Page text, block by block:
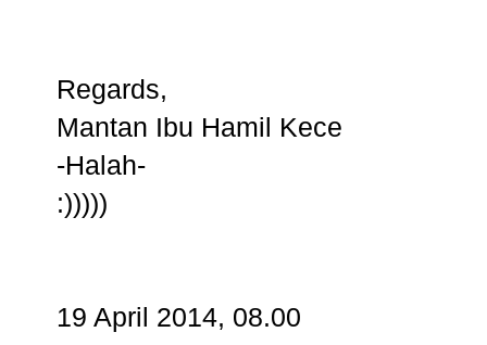
Regards,
Mantan Ibu Hamil Kece
-Halah-
:)))))
19 April 2014, 08.00